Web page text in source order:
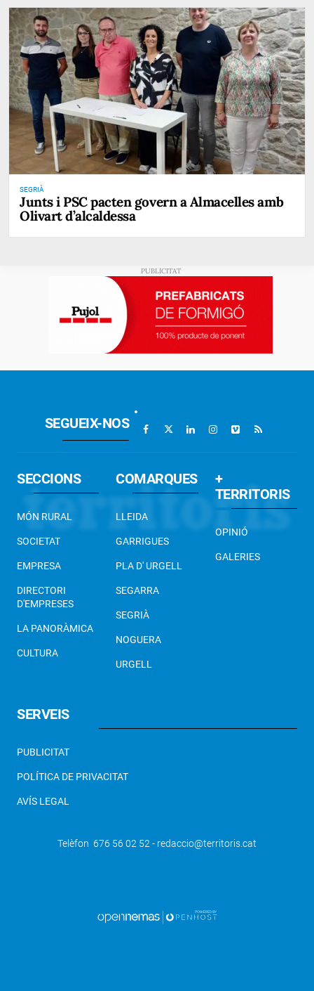
SEGRIÀ
Junts i PSC pacten govern a Almacelles amb
Olivart d’alcaldessa
SEGUEIX-NOS
SECCIONS
MÓN RURAL
SOCIETAT
EMPRESA
DIRECTORI
D'EMPRESES
LA PANORÀMICA
CULTURA
COMARQUES
LLEIDA
GARRIGUES
PLA D' URGELL
SEGARRA
SEGRIÀ
NOGUERA
URGELL
+
TERRITORIS
OPINIÓ
GALERIES
SERVEIS
PUBLICITAT
POLÍTICA DE PRIVACITAT
AVÍS LEGAL
Telèfon 676 56 02 52 - redaccio@territoris.cat